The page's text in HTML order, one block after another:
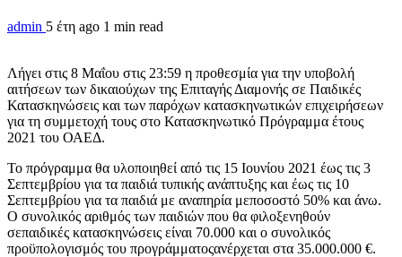
admin 5 έτη ago 1 min read
Λήγει στις 8 Μαΐου στις 23:59 η προθεσμία για την υποβολή
αιτήσεων των δικαιούχων της Επιταγής Διαμονής σε Παιδικές
Κατασκηνώσεις και των παρόχων κατασκηνωτικών επιχειρήσεων
για τη συμμετοχή τους στο Κατασκηνωτικό Πρόγραμμα έτους
2021 του ΟΑΕΔ.
Το πρόγραμμα θα υλοποιηθεί από τις 15 Ιουνίου 2021 έως τις 3
Σεπτεμβρίου για τα παιδιά τυπικής ανάπτυξης και έως τις 10
Σεπτεμβρίου για τα παιδιά με αναπηρία μεποσοστό 50% και άνω.
Ο συνολικός αριθμός των παιδιών που θα φιλοξενηθούν
σεπαιδικές κατασκηνώσεις είναι 70.000 και ο συνολικός
προϋπολογισμός του προγράμματοςανέρχεται στα 35.000.000 €.